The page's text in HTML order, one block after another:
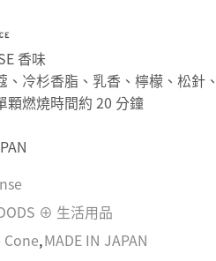
香味
冷杉香脂、乳香、檸檬、松針
燃燒時間約 20 分鐘
⊕ 生活用品
,MADE IN JAPAN